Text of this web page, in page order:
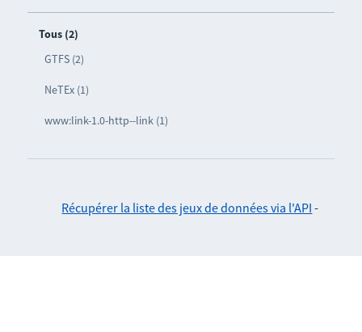
Tous (2)
GTFS (2)
NeTEx (1)
www:link-1.0-http--link (1)
Récupérer la liste des jeux de données via l'API -